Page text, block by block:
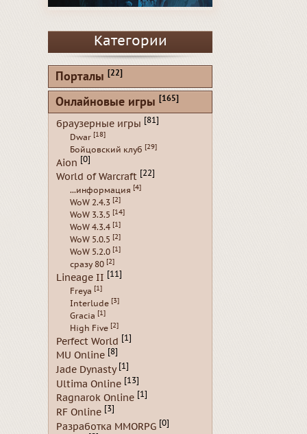
Категории
Порталы [22]
Онлайновые игры [165]
браузерные игры [81]
Dwar [18]
Бойцовский клуб [29]
Aion [0]
World of Warcraft [22]
...информация [4]
WoW 2.4.3 [2]
WoW 3.3.5 [14]
WoW 4.3.4 [1]
WoW 5.0.5 [2]
WoW 5.2.0 [1]
сразу 80 [2]
Lineage II [11]
Freya [1]
Interlude [3]
Gracia [1]
High Five [2]
Perfect World [1]
MU Online [8]
Jade Dynasty [1]
Ultima Online [13]
Ragnarok Online [1]
RF Online [3]
Разработка MMORPG [0]